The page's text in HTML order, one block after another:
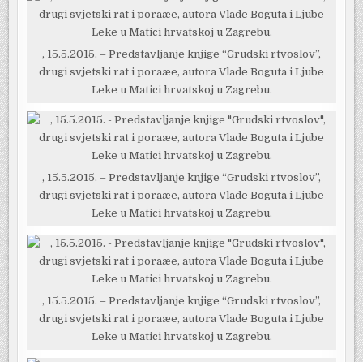
, 15.5.2015. – Predstavljanje knjige “Grudski rtvoslov”,
drugi svjetski rat i poraæe, autora Vlade Boguta i Ljube
Leke u Matici hrvatskoj u Zagrebu.
, 15.5.2015. – Predstavljanje knjige “Grudski rtvoslov”,
drugi svjetski rat i poraæe, autora Vlade Boguta i Ljube
Leke u Matici hrvatskoj u Zagrebu.
, 15.5.2015. – Predstavljanje knjige “Grudski rtvoslov”,
drugi svjetski rat i poraæe, autora Vlade Boguta i Ljube
Leke u Matici hrvatskoj u Zagrebu.